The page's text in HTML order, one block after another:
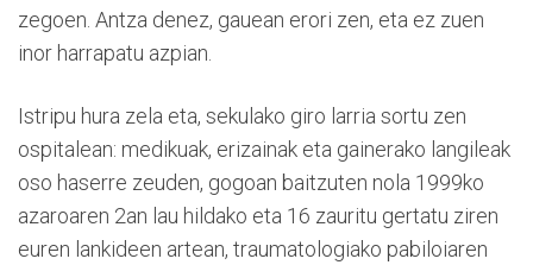
zegoen. Antza denez, gauean erori zen, eta ez zuen
inor harrapatu azpian.
Istripu hura zela eta, sekulako giro larria sortu zen
ospitalean: medikuak, erizainak eta gainerako langileak
oso haserre zeuden, gogoan baitzuten nola 1999ko
azaroaren 2an lau hildako eta 16 zauritu gertatu ziren
euren lankideen artean, traumatologiako pabiloiaren